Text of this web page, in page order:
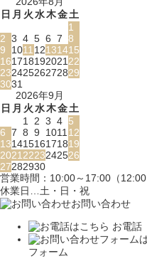
日 月 火水木金土
1
2 3 4 5 6 7 8
9
101112131415
16171819202122
23242526272829
3031
2026年9月
日 月 火水木金土
1 2 3 4 5
6 7 8 9 101112
13141516171819
20212223242526
27282930
営業時間：10:00～17:00（12:00
休業日…土・日・祝
お問い合わせ
お電話
フォーム